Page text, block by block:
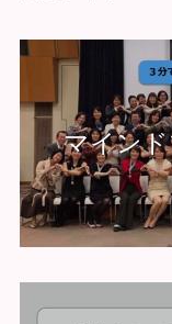
マイン